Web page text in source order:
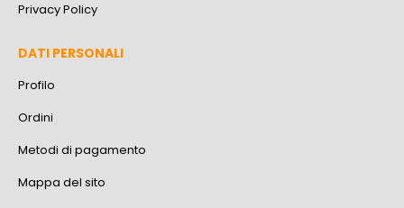
Privacy Policy
DATI PERSONALI
Profilo
Ordini
Metodi di pagamento
Mappa del sito